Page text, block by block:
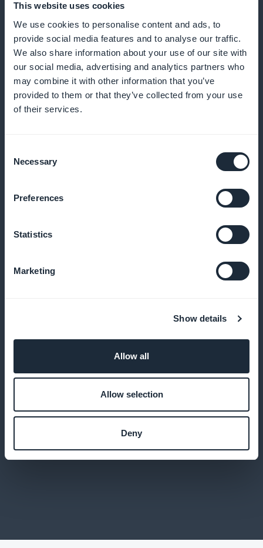
This website uses cookies
We use cookies to personalise content and ads, to
provide social media features and to analyse our traffic.
We also share information about your use of our site with
our social media, advertising and analytics partners who
may combine it with other information that you’ve
provided to them or that they’ve collected from your use
of their services.
Selection
Necessary
Preferences
Statistics
Marketing
Show details
Allow all
Allow selection
Deny
saapumatta jättämisiä ja parannat kiipeilijöiden
sitoutumista
Kanta-asiakasohjelma asiakkaillesi
Premium-jäsenkortti
Palveluiden suorituskyvyn seuranta
Suorituskykyinen mobiilisovellus
Tarjoa sovellus, jossa on kaikki natiivin sovelluksen
ominaisuudet, jotta käyttäjäkokemus olisi
optimaalinen